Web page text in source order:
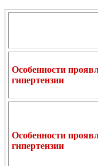
Особенности
гипертензии
Особенности
гипертензии